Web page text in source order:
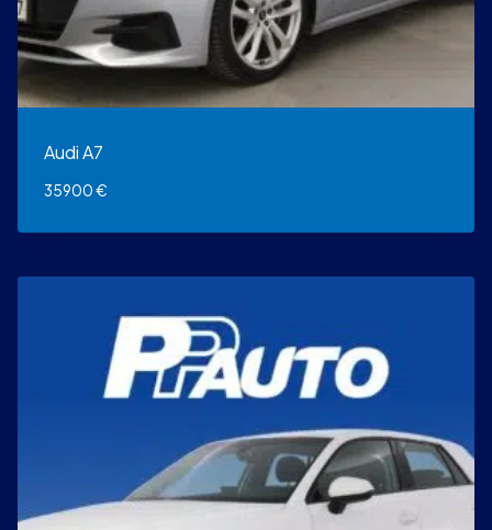
Audi A7
35900€